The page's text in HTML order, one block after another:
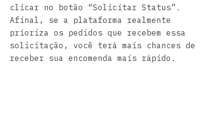
clicar no botão “Solicitar Status”.
Afinal, se a plataforma realmente
prioriza os pedidos que recebem essa
solicitação, você terá mais chances de
receber sua encomenda mais rápido.